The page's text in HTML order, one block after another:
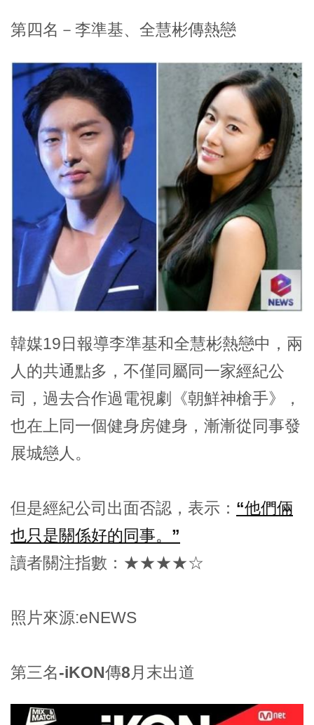
第四名－李準基、全慧彬傳熱戀
韓媒19日報導李準基和全慧彬熱戀中，兩
人的共通點多，不僅同屬同一家經紀公
司，過去合作過電視劇《朝鮮神槍手》，
也在上同一個健身房健身，漸漸從同事發
展城戀人。
但是經紀公司出面否認，表示： “他們倆
也只是關係好的同事。”
讀者關注指數：★★★★☆
照片來源:eNEWS
第三名-iKON傳8月末出道